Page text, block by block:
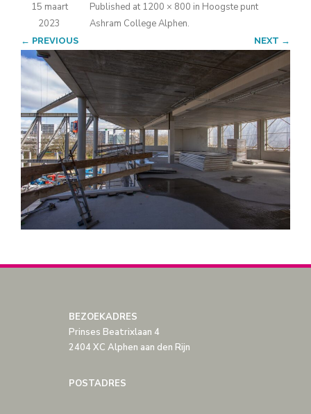
Published
15 maart
2023
at 1200 × 800 in Hoogste punt
Ashram College Alphen.
← PREVIOUS NEXT →
BEZOEKADRES
Prinses Beatrixlaan 4
2404 XC Alphen aan den Rijn
POSTADRES